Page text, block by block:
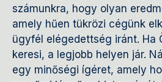
számunkra, hogy olyan
amely hűen tükrözi cégünk
ügyfél elégedettség iránt. Ha
keresi, a legjobb helyen jár.
egy minőségi ígéret, amely